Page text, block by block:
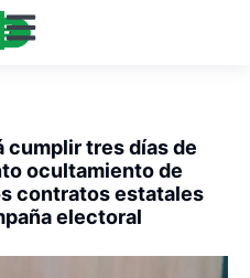
cumplir tres días de
ocultamiento de
contratos estatales
electoral